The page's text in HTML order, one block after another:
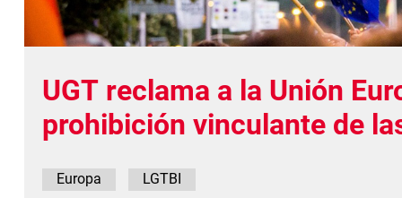
UGT reclama a la Unión
prohibición vinculante de
Europa LGTBI